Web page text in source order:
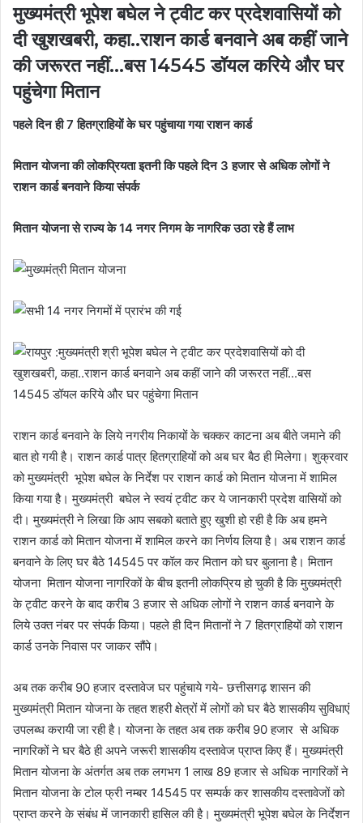
मुख्यमंत्री भूपेश बघेल ने ट्वीट कर प्रदेशवासियों को
दी खुशखबरी, कहा..राशन कार्ड बनवाने अब कहीं जाने
की जरूरत नहीं…बस 14545 डॉयल करिये और घर
पहुंचेगा मितान
पहले दिन ही 7 हितग्राहियों के घर पहुंचाया गया राशन कार्ड
मितान योजना की लोकप्रियता इतनी कि पहले दिन 3 हजार से अधिक लोगों ने
राशन कार्ड बनवाने किया संपर्क
मितान योजना से राज्य के 14 नगर निगम के नागरिक उठा रहे हैं लाभ
राशन कार्ड बनवाने के लिये नगरीय निकायों के चक्कर काटना अब बीते जमाने की
बात हो गयी है। राशन कार्ड पात्र हितग्राहियों को अब घर बैठ ही मिलेगा। शुक्रवार
को मुख्यमंत्री भूपेश बघेल के निर्देश पर राशन कार्ड को मितान योजना में शामिल
किया गया है। मुख्यमंत्री बघेल ने स्वयं ट्वीट कर ये जानकारी प्रदेश वासियों को
दी। मुख्यमंत्री ने लिखा कि आप सबको बताते हुए खुशी हो रही है कि अब हमने
राशन कार्ड को मितान योजना में शामिल करने का निर्णय लिया है। अब राशन कार्ड
बनवाने के लिए घर बैठे 14545 पर कॉल कर मितान को घर बुलाना है। मितान
योजना मितान योजना नागरिकों के बीच इतनी लोकप्रिय हो चुकी है कि मुख्यमंत्री
के ट्वीट करने के बाद करीब 3 हजार से अधिक लोगों ने राशन कार्ड बनवाने के
लिये उक्त नंबर पर संपर्क किया। पहले ही दिन मितानों ने 7 हितग्राहियों को राशन
कार्ड उनके निवास पर जाकर सौंपे।
अब तक करीब 90 हजार दस्तावेज घर पहुंचाये गये- छत्तीसगढ़ शासन की
मुख्यमंत्री मितान योजना के तहत शहरी क्षेत्रों में लोगों को घर बैठे शासकीय सुविधाएं
उपलब्ध करायी जा रही है। योजना के तहत अब तक करीब 90 हजार से अधिक
नागरिकों ने घर बैठे ही अपने जरूरी शासकीय दस्तावेज प्राप्त किए हैं। मुख्यमंत्री
मितान योजना के अंतर्गत अब तक लगभग 1 लाख 89 हजार से अधिक नागरिकों ने
मितान योजना के टोल फ्री नम्बर 14545 पर सम्पर्क कर शासकीय दस्तावेजों को
प्राप्त करने के संबंध में जानकारी हासिल की है। मुख्यमंत्री भूपेश बघेल के निर्देशन